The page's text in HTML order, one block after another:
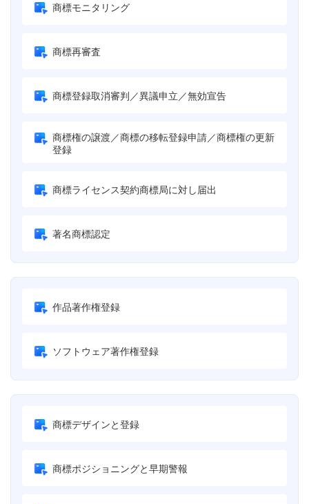
商標モニタリング
商標再審査
商標登録取消審判／異議申立／無効宣告
商標権の譲渡／商標の移転登録申請／商標権の更新
登録
商標ライセンス契約商標局に対し届出
著名商標認定
作品著作権登録
ソフトウェア著作権登録
商標デザインと登録
商標ポジショニングと早期警報